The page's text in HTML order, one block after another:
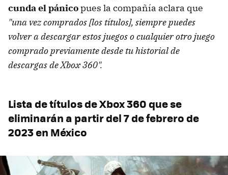
cunda el pánicopues la compañía aclara que
"una vez comprados [los títulos], siempre puedes
volver a descargar estos juegos o cualquier otro juego
comprado previamente desde tu historial de
descargas de Xbox 360".
Lista de títulos de Xbox 360 que se
eliminarán a partir del 7 de febrero de
2023 en México